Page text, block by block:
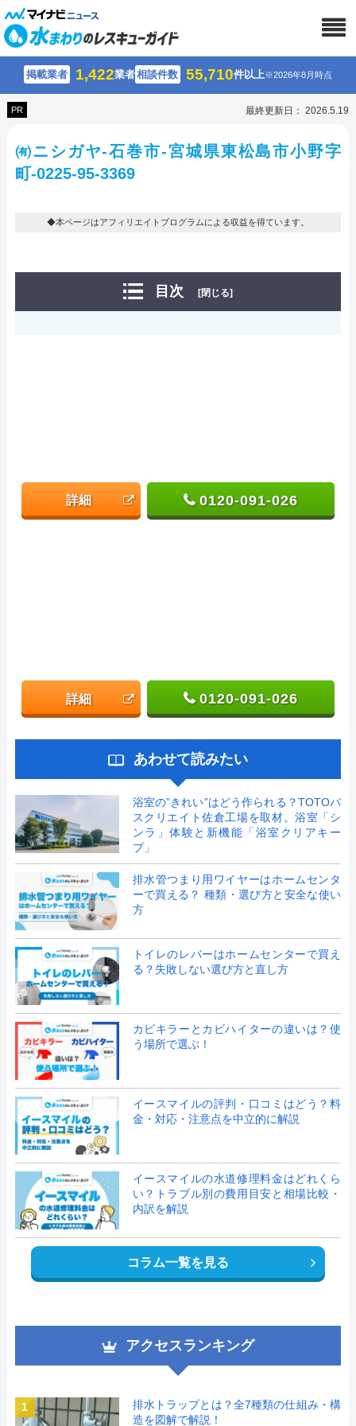
掲載業者 1,422業者相談件数 55,710件以上※2026年8月時点
PR 最終更新日： 2026.5.19
㈲ニシガヤ-石巻市-宮城県東松島市小野字
町-0225-95-3369
◆本ページはアフィリエイトプログラムによる収益を得ています。
目次 [閉じる]
詳細 0120-091-026
詳細 0120-091-026
あわせて読みたい
浴室の”きれい”はどう作られる？TOTOバ
スクリエイト佐倉工場を取材。浴室「シ
ンラ」体験と新機能「浴室クリアキー
プ」
排水管つまり用ワイヤーはホームセンタ
ーで買える？ 種類・選び方と安全な使い
方
トイレのレバーはホームセンターで買え
る？失敗しない選び方と直し方
カビキラーとカビハイターの違いは？使
う場所で選ぶ！
イースマイルの評判・口コミはどう？料
金・対応・注意点を中立的に解説
イースマイルの水道修理料金はどれくら
い？トラブル別の費用目安と相場比較・
内訳を解説
コラム一覧を見る
アクセスランキング
1
排水トラップとは？全7種類の仕組み・構
造を図解で解説！